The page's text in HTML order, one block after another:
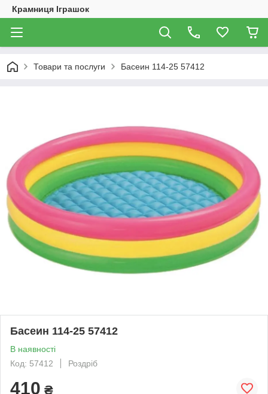
Крамниця Іграшок
Товари та послуги Басеин 114-25 57412
Басеин 114-25 57412
В наявності
Код: 57412
Роздріб
410 ₴